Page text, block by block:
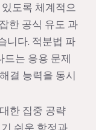
도록 체계적으
한 공식 유도 과
니다. 적분법 파
드는 응용 문제
결 능력을 동시
한 집중 공략
쉬운 함정과